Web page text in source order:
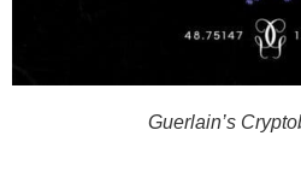
Guerlain’s